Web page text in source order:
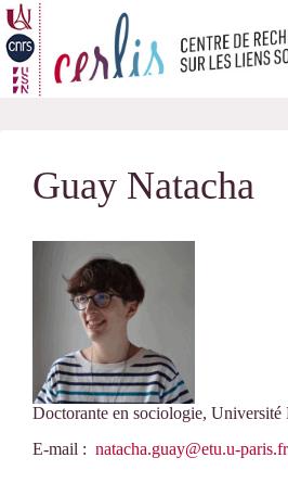
Passer
au
contenu
Guay Natacha
Doctorante en sociologie, Université
E-mail : natacha.guay@etu.u-paris.fr